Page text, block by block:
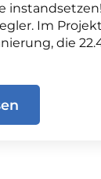
Im
die